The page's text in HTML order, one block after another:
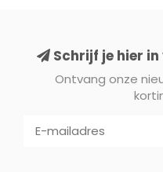
Schrijf je hier in
Ontvang onze